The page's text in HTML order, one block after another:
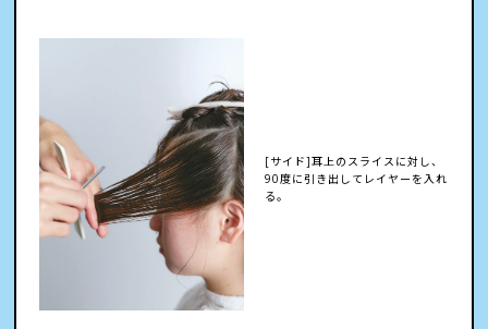
[サイド]耳上のスライスに対し、
90度に引き出してレイヤーを入れ
る。